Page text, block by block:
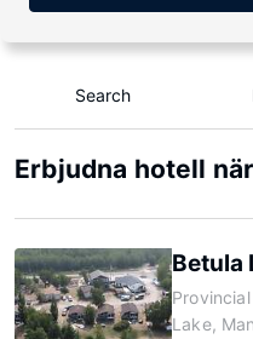
Search
Erbjudna hotell
Betula
Lake,